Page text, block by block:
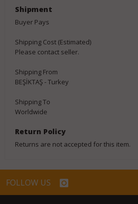
Shipment
Buyer Pays
Shipping Cost (Estimated)
Please contact seller.
Shipping From
BEŞİKTAŞ - Turkey
Shipping To
Worldwide
Return Policy
Returns are not accepted for this item.
FOLLOW US